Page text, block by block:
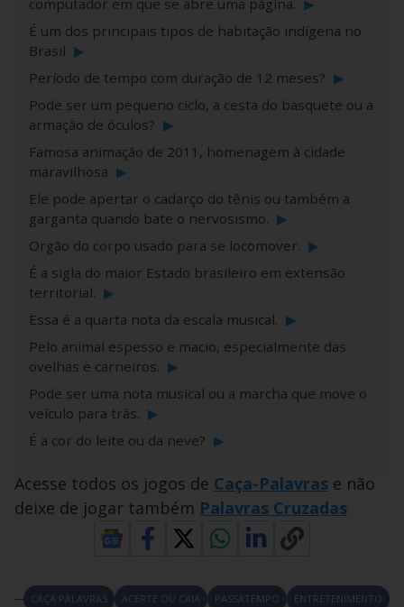
computador em que se abre uma página. ▶
É um dos principais tipos de habitação indígena no
Brasil ▶
Período de tempo com duração de 12 meses? ▶
Pode ser um pequeno ciclo, a cesta do basquete ou a
armação de óculos? ▶
Famosa animação de 2011, homenagem à cidade
maravilhosa ▶
Ele pode apertar o cadarço do tênis ou também a
garganta quando bate o nervosismo. ▶
Orgão do corpo usado para se locomover. ▶
É a sigla do maior Estado brasileiro em extensão
territorial. ▶
Essa é a quarta nota da escala musical. ▶
Pelo animal espesso e macio, especialmente das
ovelhas e carneiros. ▶
Pode ser uma nota musical ou a marcha que move o
veículo para trás. ▶
É a cor do leite ou da neve? ▶
Acesse todos os jogos de Caça-Palavras e não
deixe de jogar também Palavras Cruzadas
CAÇA PALAVRAS ACERTE OU CAIA PASSATEMPO ENTRETENIMENTO